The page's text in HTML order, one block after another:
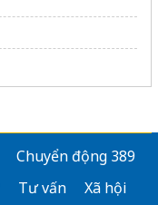
Chuyển động 389
Tư vấn
Xã hội